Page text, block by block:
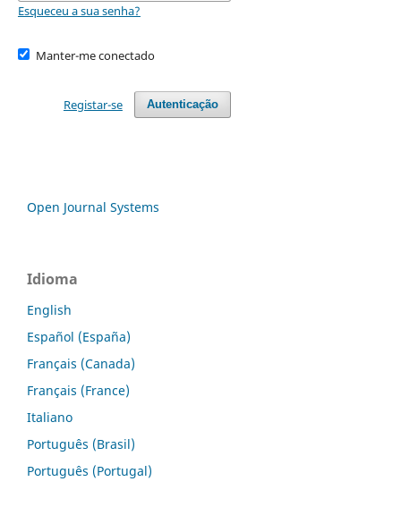
Esqueceu a sua senha?
Manter-me conectado
Autenticação
Registar-se
Open Journal Systems
Idioma
English
Español (España)
Français (Canada)
Français (France)
Italiano
Português (Brasil)
Português (Portugal)